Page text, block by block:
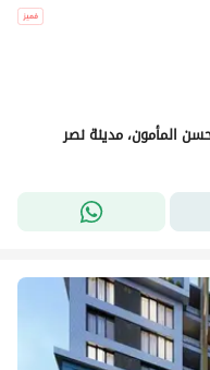
المأمون، مدينة نصر